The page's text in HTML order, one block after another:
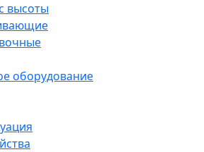
высоты
оборудование